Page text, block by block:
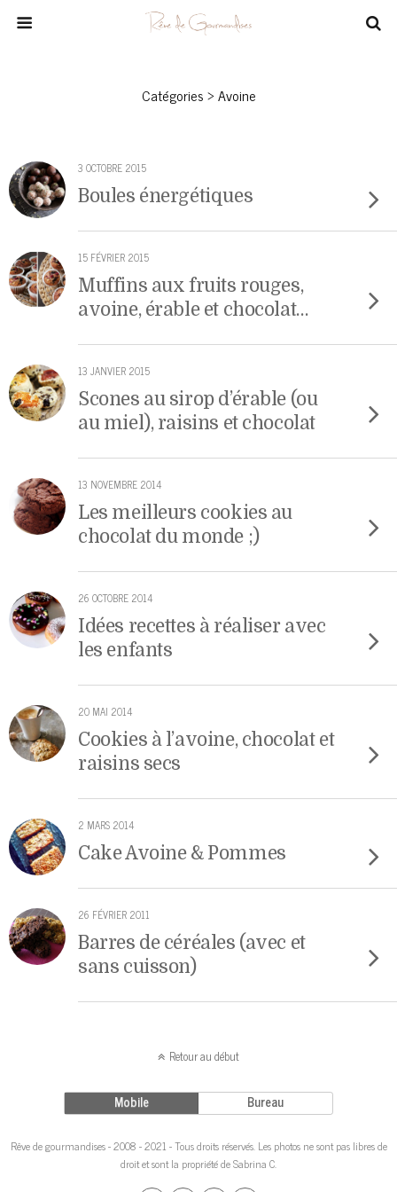
Catégories ›Avoine
3 OCTOBRE 2015
Boules énergétiques
15 FÉVRIER 2015
Muffins aux fruits rouges,
avoine, érable et chocolat…
13 JANVIER 2015
Scones au sirop d’érable (ou
au miel), raisins et chocolat
13 NOVEMBRE 2014
Les meilleurs cookies au
chocolat du monde ;)
26 OCTOBRE 2014
Idées recettes à réaliser avec
les enfants
20 MAI 2014
Cookies à l’avoine, chocolat et
raisins secs
2 MARS 2014
Cake Avoine & Pommes
26 FÉVRIER 2011
Barres de céréales (avec et
sans cuisson)
Retour au début
Mobile Bureau
Rêve de gourmandises - 2008 - 2021 - Tous droits réservés. Les photos ne sont pas libres de
droit et sont la propriété de Sabrina C.